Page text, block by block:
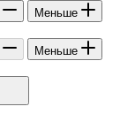
Меньше
Меньше